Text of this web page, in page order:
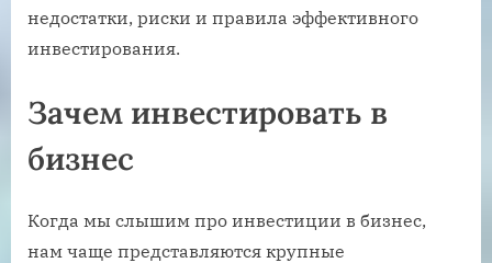
недостатки, риски и правила эффективного
инвестирования.
Зачем инвестировать в
бизнес
Когда мы слышим про инвестиции в бизнес,
нам чаще представляются крупные